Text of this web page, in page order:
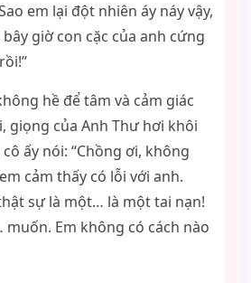
em lại đột nhiên áy náy vậy,
giờ con cặc của anh cứng
hề để tâm và cảm giác
giọng của Anh Thư hơi khôi
ấy nói: “Chồng ơi, không
cảm thấy có lỗi với anh.
sự là một… là một tai nạn!
Em không có cách nào